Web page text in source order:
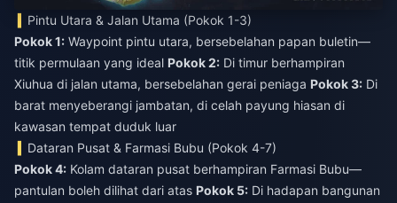
Pintu Utara & Jalan Utama (Pokok 1-3)
Pokok 1: Waypoint pintu utara, bersebelahan papan buletin—
titik permulaan yang ideal Pokok 2: Di timur berhampiran
Xiuhua di jalan utama, bersebelahan gerai peniaga Pokok 3: Di
barat menyeberangi jambatan, di celah payung hiasan di
kawasan tempat duduk luar
Dataran Pusat & Farmasi Bubu (Pokok 4-7)
Pokok 4: Kolam dataran pusat berhampiran Farmasi Bubu—
pantulan boleh dilihat dari atas Pokok 5: Di hadapan bangunan